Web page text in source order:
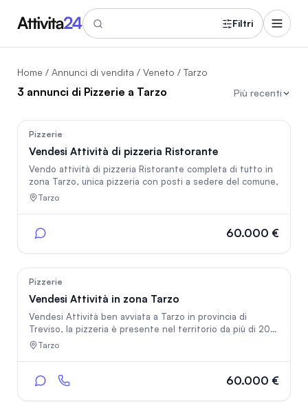
Filtri
Home / Annunci di vendita / Veneto / Tarzo
3 annunci di Pizzerie a Tarzo Più recenti
Pizzerie
Vendesi Attività di pizzeria Ristorante
Vendo attività di pizzeria Ristorante completa di tutto in
zona Tarzo, unica pizzeria con posti a sedere del comune,
Tarzo
60.000 €
Pizzerie
Vendesi Attività in zona Tarzo
Vendesi Attività ben avviata a Tarzo in provincia di
Treviso, la pizzeria è presente nel territorio da più di 20
anni, io la gestisco da 10 anni, è completo di tutto
posti a sedere del comune di Tarzo, praticamente
Tarzo
60.000 €